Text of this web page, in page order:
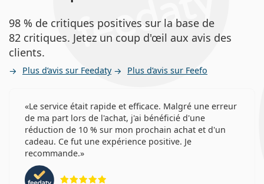
98 % de critiques positives sur la base de
82 critiques. Jetez un coup d'œil aux avis des
clients.
Plus d’avis sur Feedaty Plus d’avis sur Feefo
Le service était rapide et efficace. Malgré une erreur
de ma part lors de l'achat, j'ai bénéficié d'une
réduction de 10 % sur mon prochain achat et d'un
cadeau. Ce fut une expérience positive. Je
recommande.